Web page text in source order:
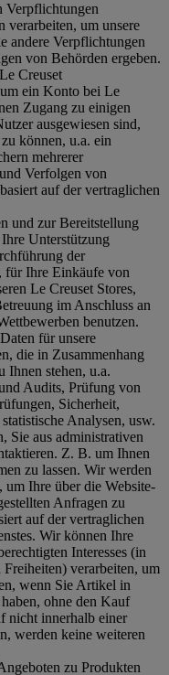
Verpflichtungen
verarbeiten, um unsere
andere Verpflichtungen
von Behörden ergeben.
Creuset
ein Konto bei Le
Zugang zu einigen
ausgewiesen sind,
können, u.a. ein
mehrerer
Verfolgen von
auf der vertraglichen
und zur Bereitstellung
Unterstützung
der
für Ihre Einkäufe von
Le Creuset Stores,
im Anschluss an
benutzen.
für unsere
die in Zusammenhang
Ihnen stehen, u.a.
Audits, Prüfung von
Sicherheit,
Analysen, usw.
Sie aus administrativen
Z. B. um Ihnen
zu lassen. Wir werden
um Ihre über die Website-
Anfragen zu
auf der vertraglichen
Wir können Ihre
Interesses (in
verarbeiten, um
wenn Sie Artikel in
ohne den Kauf
nicht innerhalb einer
werden keine weiteren
zu Produkten